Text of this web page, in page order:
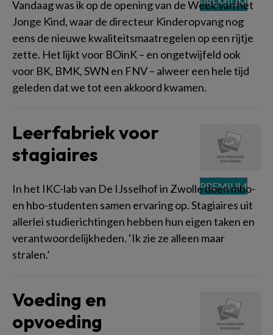
Vandaag was ik op de opening van de Week van het
Jonge Kind, waar de directeur Kinderopvang nog
eens de nieuwe kwaliteitsmaatregelen op een rijtje
zette. Het lijkt voor BOinK – en ongetwijfeld ook
voor BK, BMK, SWN en FNV – alweer een hele tijd
geleden dat we tot een akkoord kwamen.
Leerfabriek voor
stagiaires
In het IKC-lab van De IJsselhof in Zwolle doen mbo-
en hbo-studenten samen ervaring op. Stagiaires uit
allerlei studierichtingen hebben hun eigen taken en
verantwoordelijkheden. ‘Ik zie ze alleen maar
stralen.’
Voeding en
opvoeding